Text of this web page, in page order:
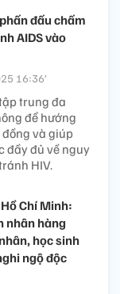
đấu chấm
AIDS vào
16:36’
trung đa
để hướng
và giúp
đầy đủ về nguy
HIV.
Chí Minh:
nhân hàng
học sinh
ngộ độc